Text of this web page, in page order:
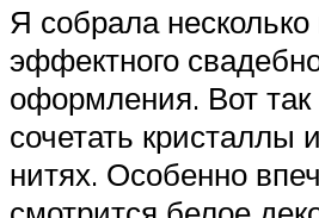
Я собрала
эффектного
оформления. Вот
сочетать кристаллы
нитях. Особенно